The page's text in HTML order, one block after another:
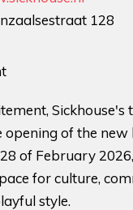
128
Sickhouse's
opening of the new
of February
for culture,
style.